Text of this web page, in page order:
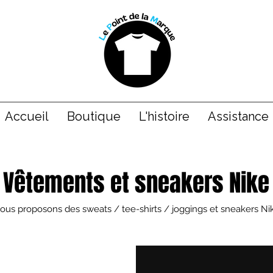
Accueil Boutique L'histoire Assistance
Vêtements et sneakers Nike
proposons des sweats / tee-shirts / joggings et sneakers